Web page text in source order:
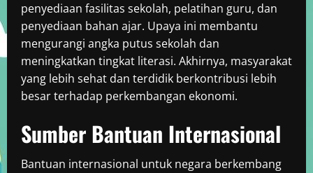
penyediaan fasilitas sekolah, pelatihan guru, dan
penyediaan bahan ajar. Upaya ini membantu
mengurangi angka putus sekolah dan
meningkatkan tingkat literasi. Akhirnya, masyarakat
yang lebih sehat dan terdidik berkontribusi lebih
besar terhadap perkembangan ekonomi.
Sumber Bantuan Internasional
Bantuan internasional untuk negara berkembang